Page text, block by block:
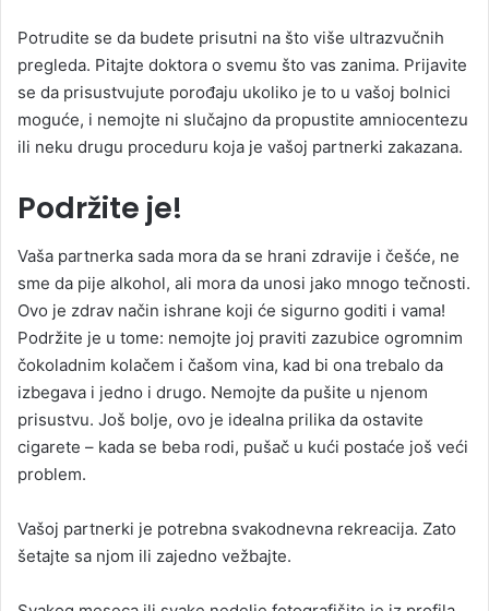
Potrudite se da budete prisutni na što više ultrazvučnih
pregleda. Pitajte doktora o svemu što vas zanima. Prijavite
se da prisustvujute porođaju ukoliko je to u vašoj bolnici
moguće, i nemojte ni slučajno da propustite amniocentezu
ili neku drugu proceduru koja je vašoj partnerki zakazana.
Podržite je!
Vaša partnerka sada mora da se hrani zdravije i češće, ne
sme da pije alkohol, ali mora da unosi jako mnogo tečnosti.
Ovo je zdrav način ishrane koji će sigurno goditi i vama!
Podržite je u tome: nemojte joj praviti zazubice ogromnim
čokoladnim kolačem i čašom vina, kad bi ona trebalo da
izbegava i jedno i drugo. Nemojte da pušite u njenom
prisustvu. Još bolje, ovo je idealna prilika da ostavite
cigarete – kada se beba rodi, pušač u kući postaće još veći
problem.
Vašoj partnerki je potrebna svakodnevna rekreacija. Zato
šetajte sa njom ili zajedno vežbajte.